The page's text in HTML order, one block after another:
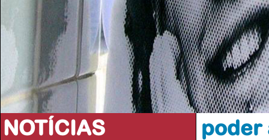
NOTÍCIAS
poder